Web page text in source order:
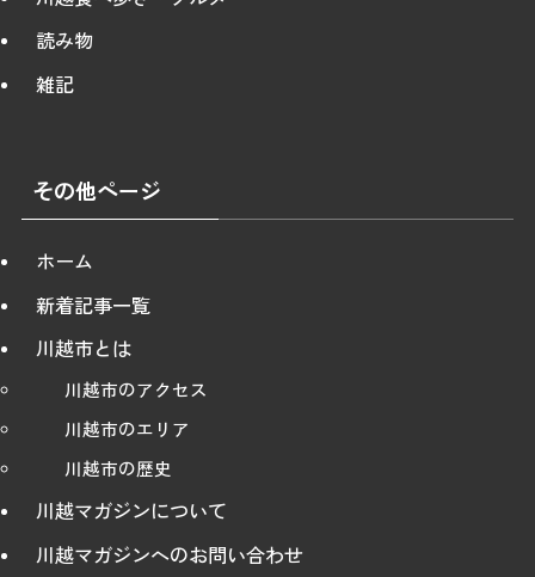
読み物
雑記
その他ページ
ホーム
新着記事一覧
川越市とは
川越市のアクセス
川越市のエリア
川越市の歴史
川越マガジンについて
川越マガジンへのお問い合わせ